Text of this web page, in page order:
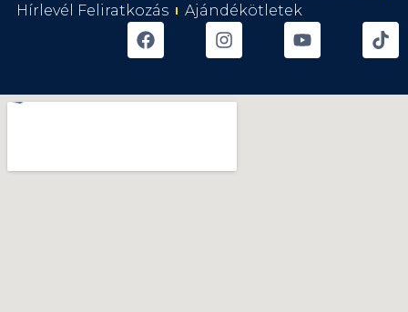
Hírlevél Feliratkozás
Ajándékötletek